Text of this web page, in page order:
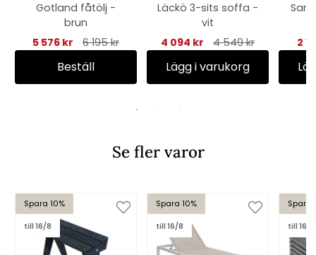
Gotland fåtölj -
brun
5 576 kr
6 195 kr
Beställ
Läckö 3-sits soffa -
vit
4 094 kr
4 549 kr
Lägg i varukorg
2
Se fler varor
Spara 10%
till 16/8
Spara 10%
till 16/8
Spara
till 16/8